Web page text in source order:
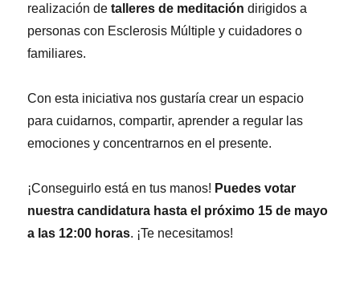
realización detalleres de meditación dirigidos a
personas con Esclerosis Múltiple y cuidadores o
familiares.
Con esta iniciativa nos gustaría crear un espacio
para cuidarnos, compartir, aprender a regular las
emociones y concentrarnos en el presente.
¡Conseguirlo está en tus manos! Puedes votar
nuestra candidatura hasta el próximo 15 de mayo
a las 12:00 horas. ¡Te necesitamos!